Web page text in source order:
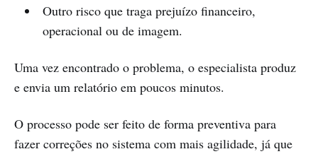
Outro risco que traga prejuízo financeiro,
operacional ou de imagem.
Uma vez encontrado o problema, o especialista produz
e envia um relatório em poucos minutos.
O processo pode ser feito de forma preventiva para
fazer correções no sistema com mais agilidade, já que